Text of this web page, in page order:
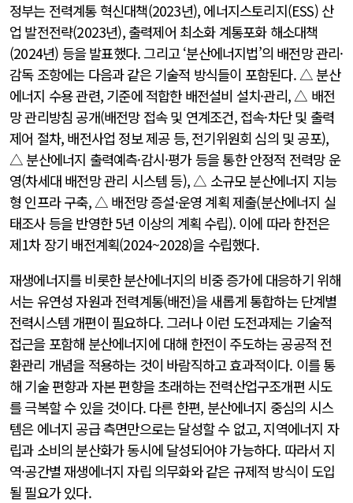
정부는 전력계통 혁신대책(2023년), 에너지스토리지(ESS) 산
업 발전전략(2023년), 출력제어 최소화 계통포화 해소대책
(2024년) 등을 발표했다. 그리고 ‘분산에너지법’의 배전망 관리·
감독 조항에는 다음과 같은 기술적 방식들이 포함된다. △ 분산
에너지 수용 관련, 기준에 적합한 배전설비 설치·관리, △ 배전
망 관리방침 공개(배전망 접속 및 연계조건, 접속·차단 및 출력
제어 절차, 배전사업 정보 제공 등, 전기위원회 심의 및 공포),
△ 분산에너지 출력예측·감시·평가 등을 통한 안정적 전력망 운
영(차세대 배전망 관리 시스템 등), △ 소규모 분산에너지 지능
형 인프라 구축, △ 배전망 증설·운영 계획 제출(분산에너지 실
태조사 등을 반영한 5년 이상의 계획 수립). 이에 따라 한전은
제1차 장기 배전계획(2024~2028)을 수립했다.
재생에너지를 비롯한 분산에너지의 비중 증가에 대응하기 위해
서는 유연성 자원과 전력계통(배전)을 새롭게 통합하는 단계별
전력시스템 개편이 필요하다. 그러나 이런 도전과제는 기술적
접근을 포함해 분산에너지에 대해 한전이 주도하는 공공적 전
환관리 개념을 적용하는 것이 바람직하고 효과적이다. 이를 통
해 기술 편향과 자본 편향을 초래하는 전력산업구조개편 시도
를 극복할 수 있을 것이다. 다른 한편, 분산에너지 중심의 시스
템은 에너지 공급 측면만으로는 달성할 수 없고, 지역에너지 자
립과 소비의 분산화가 동시에 달성되어야 가능하다. 따라서 지
역·공간별 재생에너지 자립 의무화와 같은 규제적 방식이 도입
될 필요가 있다.